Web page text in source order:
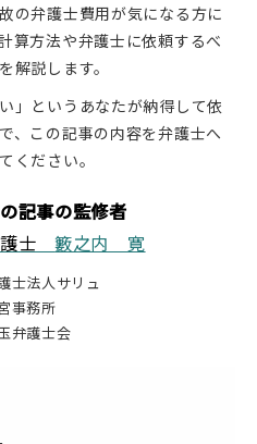
の弁護士費用が気になる方に
算方法や弁護士に依頼するべ
解説します。
」というあなたが納得して依
、この記事の内容を弁護士へ
ください。
記事の監修者
護士籔之内 寛
士法人サリュ
事務所
弁護士会